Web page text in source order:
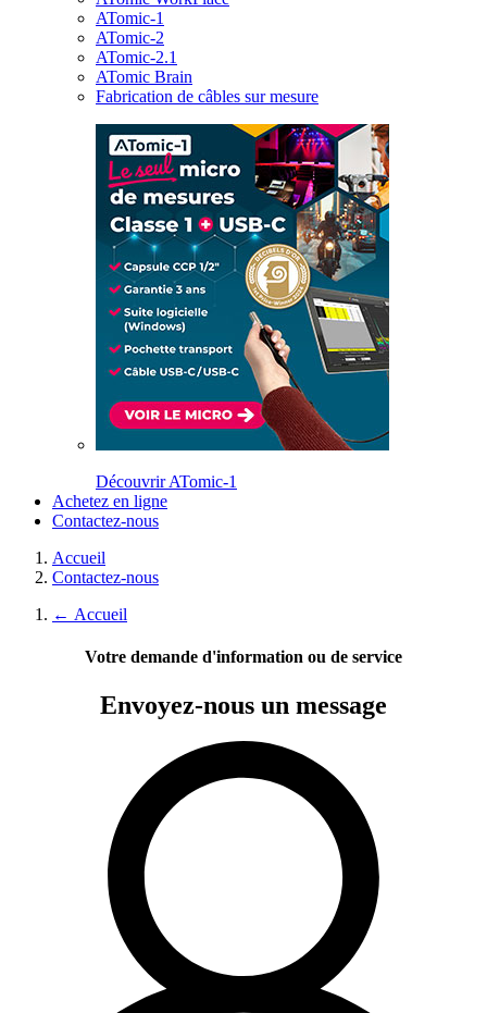
ATomic-1
ATomic-2
ATomic-2.1
ATomic Brain
Fabrication de câbles sur mesure
Découvrir ATomic-1
Achetez en ligne
Contactez-nous
Accueil
Contactez-nous
← Accueil
Votre demande d'information ou de service
Envoyez-nous un message